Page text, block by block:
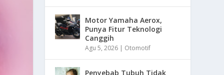
Motor Yamaha Aerox,
Punya Fitur Teknologi
Canggih
Agu 5, 2026 | Otomotif
Penyebab Tubuh Tidak